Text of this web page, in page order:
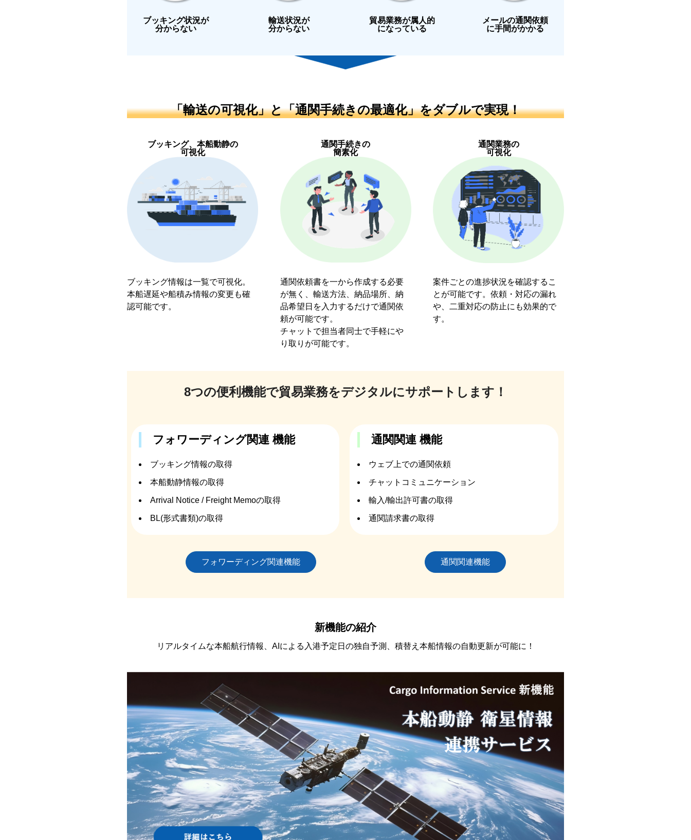
ブッキング状況が
分からない
輸送状況が
分からない
貿易業務が属人的
になっている
メールの通関依頼
に手間がかかる
「輸送の可視化」と「通関手続きの最適化」をダブルで実現！
ブッキング、本船動静の
可視化
通関手続きの
簡素化
通関業務の
可視化
ブッキング情報は一覧で可視化。
本船遅延や船積み情報の変更も確
認可能です。
通関依頼書を一から作成する必要
が無く、輸送方法、納品場所、納
品希望日を入力するだけで通関依
頼が可能です。
チャットで担当者同士で手軽にや
り取りが可能です。
案件ごとの進捗状況を確認するこ
とが可能です。依頼・対応の漏れ
や、二重対応の防止にも効果的で
す。
8つの便利機能で貿易業務をデジタルにサポートします！
フォワーディング関連 機能
ブッキング情報の取得
本船動静情報の取得
Arrival Notice / Freight Memoの取得
BL(形式書類)の取得
通関関連 機能
ウェブ上での通関依頼
チャットコミュニケーション
輸入/輸出許可書の取得
通関請求書の取得
フォワーディング関連機能 通関関連機能
新機能の紹介
リアルタイムな本船航行情報、AIによる入港予定日の独自予測、積替え本船情報の自動更新が可能に！